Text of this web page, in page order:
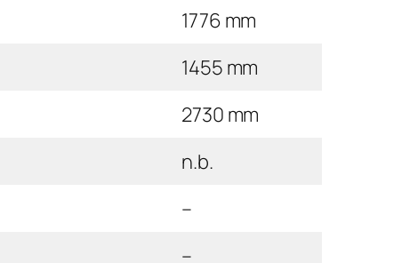
1776 mm
1455 mm
2730 mm
n.b.
–
–